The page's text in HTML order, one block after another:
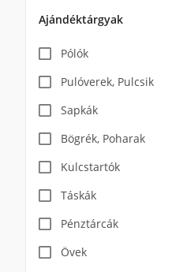
Ajándéktárgyak
Pólók
Pulóverek, Pulcsik
Sapkák
Bögrék, Poharak
Kulcstartók
Táskák
Pénztárcák
Övek